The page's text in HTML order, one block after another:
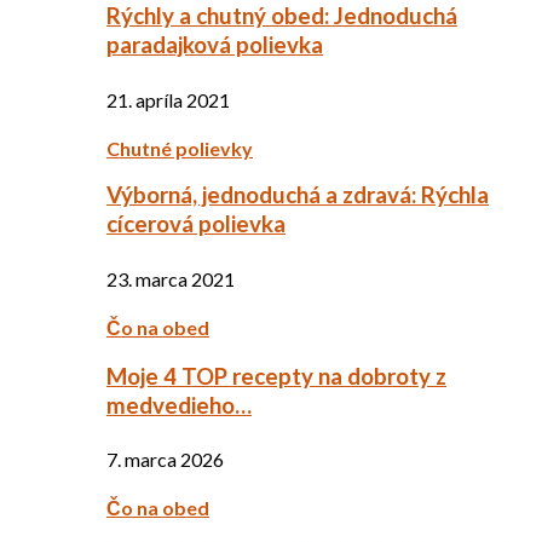
Rýchly a chutný obed: Jednoduchá
paradajková polievka
21. apríla 2021
Chutné polievky
Výborná, jednoduchá a zdravá: Rýchla
cícerová polievka
23. marca 2021
Čo na obed
Moje 4 TOP recepty na dobroty z
medvedieho…
7. marca 2026
Čo na obed